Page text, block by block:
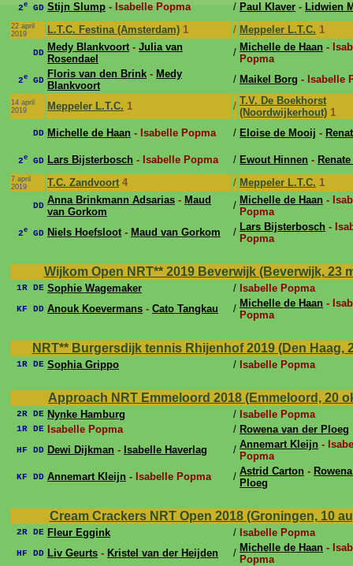
2e GD Stijn Slump - Isabelle Popma / Paul Klaver - Lidwien
22 april
2019
L.T.C. Festina (Amsterdam) 1 / Meppeler L.T.C. 1
DD Medy Blankvoort- Julia van
Rosendael
/ Michelle de Haan -
Popma
2e GD
Floris van den Brink - Medy
Blankvoort
/ Maikel Borg - Isabelle
14 april
2019
Meppeler L.T.C. 1 / T.V. De Boekhorst
(Noordwijkerhout) 1
DD Michelle de Haan - Isabelle Popma / Eloise de Mooij -
2e GD Lars Bijsterbosch - Isabelle Popma / Ewout Hinnen -
7 april
2019
T.C. Zandvoort 4 / Meppeler L.T.C. 1
DD Anna Brinkmann Adsarias - Maud
van Gorkom
/ Michelle de Haan -
Popma
2e GD Niels Hoefsloot- Maud van Gorkom / Lars Bijsterbosch -
Popma
Wijkom Open NRT** 2019 Beverwijk (Beverwijk, 23
1R DE Sophie Wagemaker / Isabelle Popma
KF DD Anouk Koevermans - Cato Tangkau / Michelle de Haan -
Popma
NRT** Burgersdijk tennis Rhijenhof 2019 (Den Haag,
1R DE Sophia Grippo / Isabelle Popma
Approach NRT Emmeloord 2018 (Emmeloord, 20
2R DE Nynke Hamburg / Isabelle Popma
1R DE Isabelle Popma / Rowena van der Ploeg
HF DD Dewi Dijkman - Isabelle Haverlag / Annemart Kleijn -
Popma
KF DD Annemart Kleijn - Isabelle Popma / Astrid Carton -
Ploeg
Cream Crackers NRT Open 2018 (Groningen, 10
2R DE Fleur Eggink / Isabelle Popma
HF DD Liv Geurts - Kristel van der Heijden / Michelle de Haan -
Popma